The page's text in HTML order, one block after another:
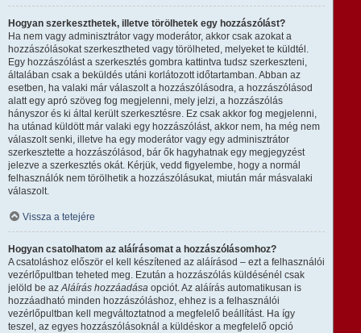
Hogyan szerkeszthetek, illetve törölhetek egy hozzászólást?
Ha nem vagy adminisztrátor vagy moderátor, akkor csak azokat a
hozzászólásokat szerkesztheted vagy törölheted, melyeket te küldtél.
Egy hozzászólást a szerkesztés gombra kattintva tudsz szerkeszteni,
általában csak a beküldés utáni korlátozott időtartamban. Abban az
esetben, ha valaki már válaszolt a hozzászólásodra, a hozzászólásod
alatt egy apró szöveg fog megjelenni, mely jelzi, a hozzászólás
hányszor és ki által került szerkesztésre. Ez csak akkor fog megjelenni,
ha utánad küldött már valaki egy hozzászólást, akkor nem, ha még nem
válaszolt senki, illetve ha egy moderátor vagy egy adminisztrátor
szerkesztette a hozzászólásod, bár ők hagyhatnak egy megjegyzést
jelezve a szerkesztés okát. Kérjük, vedd figyelembe, hogy a normál
felhasználók nem törölhetik a hozzászólásukat, miután már másvalaki
válaszolt.
Vissza a tetejére
Hogyan csatolhatom az aláírásomat a hozzászólásomhoz?
A csatoláshoz először el kell készítened az aláírásod – ezt a felhasználói
vezérlőpultban teheted meg. Ezután a hozzászólás küldésénél csak
jelöld be azAláírás hozzáadása opciót. Az aláírás automatikusan is
hozzáadható minden hozzászóláshoz, ehhez is a felhasználói
vezérlőpultban kell megváltoztatnod a megfelelő beállítást. Ha így
teszel, az egyes hozzászólásoknál a küldéskor a megfelelő opció